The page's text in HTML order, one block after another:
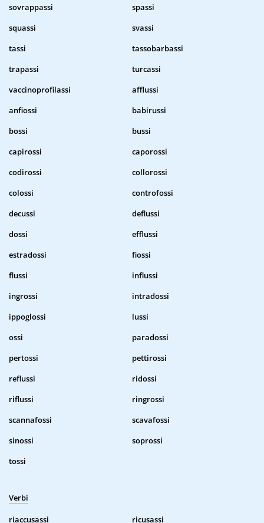
sovrappassi
spassi
squassi
svassi
tassi
tassobarbassi
trapassi
turcassi
vaccinoprofilassi
afflussi
anfiossi
babirussi
bossi
bussi
capirossi
caporossi
codirossi
collorossi
colossi
controfossi
decussi
deflussi
dossi
efflussi
estradossi
fiossi
flussi
influssi
ingrossi
intradossi
ippoglossi
lussi
ossi
paradossi
pertossi
pettirossi
reflussi
ridossi
riflussi
ringrossi
scannafossi
scavafossi
sinossi
soprossi
tossi
Verbi
riaccusassi
ricusassi